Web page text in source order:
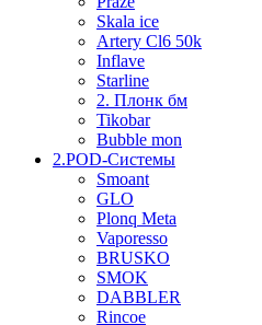
Skala ice
Artery Cl6 50k
Inflave
Starline
2. Плонк бм
Tikobar
Bubble mon
2.POD-Системы
Smoant
GLO
Plonq Meta
Vaporesso
BRUSKO
SMOK
DABBLER
Rincoe